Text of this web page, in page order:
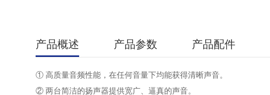
产品概述 产品参数 产品配件
① 高质量音频性能，在任何音量下均能获得清晰声音。
② 两台简洁的扬声器提供宽广、逼真的声音。